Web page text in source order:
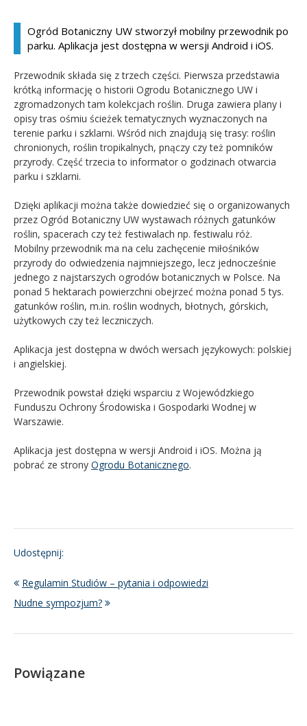
Kandydat
Ogród Botaniczny UW stworzył mobilny przewodnik po
parku. Aplikacja jest dostępna w wersji Android i iOS.
Przewodnik składa się z trzech części. Pierwsza przedstawia
krótką informację o historii Ogrodu Botanicznego UW i
zgromadzonych tam kolekcjach roślin. Druga zawiera plany i
opisy tras ośmiu ścieżek tematycznych wyznaczonych na
terenie parku i szklarni. Wśród nich znajdują się trasy: roślin
chronionych, roślin tropikalnych, pnączy czy też pomników
przyrody. Część trzecia to informator o godzinach otwarcia
parku i szklarni.
Dzięki aplikacji można także dowiedzieć się o organizowanych
przez Ogród Botaniczny UW wystawach różnych gatunków
roślin, spacerach czy też festiwalach np. festiwalu róż.
Mobilny przewodnik ma na celu zachęcenie miłośników
przyrody do odwiedzenia najmniejszego, lecz jednocześnie
jednego z najstarszych ogrodów botanicznych w Polsce. Na
ponad 5 hektarach powierzchni obejrzeć można ponad 5 tys.
gatunków roślin, m.in. roślin wodnych, błotnych, górskich,
użytkowych czy też leczniczych.
Aplikacja jest dostępna w dwóch wersach językowych: polskiej
i angielskiej.
Przewodnik powstał dzięki wsparciu z Wojewódzkiego
Funduszu Ochrony Środowiska i Gospodarki Wodnej w
Warszawie.
Aplikacja jest dostępna w wersji Android i iOS. Można ją
pobrać ze strony Ogrodu Botanicznego.
Udostępnij:
Regulamin Studiów – pytania i odpowiedzi
Nudne sympozjum?
Powiązane